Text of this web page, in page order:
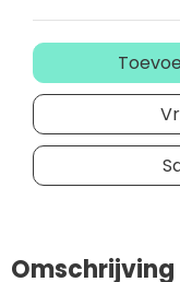
Omschrijving